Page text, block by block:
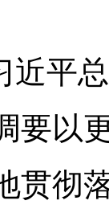
近平
要以
贯彻